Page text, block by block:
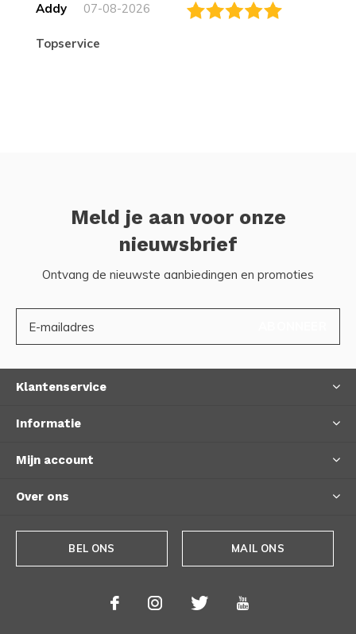
Addy 07-08-2026
topservice
Meld je aan voor onze
nieuwsbrief
Ontvang de nieuwste aanbiedingen en promoties
Klantenservice
Informatie
Mijn account
Over ons
BEL ONS MAIL ONS